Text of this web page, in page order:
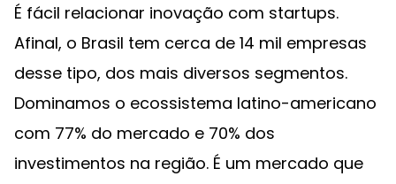
É fácil relacionar inovação com startups.
Afinal, o Brasil tem cerca de 14 mil empresas
desse tipo, dos mais diversos segmentos.
Dominamos o ecossistema latino-americano
com 77% do mercado e 70% dos
investimentos na região. É um mercado que